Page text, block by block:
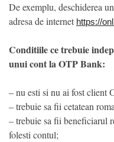
De exemplu, deschiderea
adresa de internet https://
Conditiile ce trebuie
unui cont la OTP Bank:
– nu esti si nu ai fost client
– trebuie sa fii cetatean
– trebuie sa fii beneficiarul
folesti contul;